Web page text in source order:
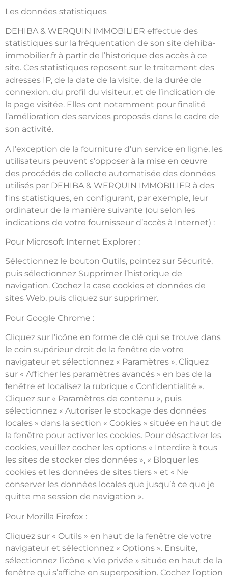
Les données statistiques
DEHIBA & WERQUIN IMMOBILIER effectue des
statistiques sur la fréquentation de son site dehiba-
immobilier.fr à partir de l’historique des accès à ce
site. Ces statistiques reposent sur le traitement des
adresses IP, de la date de la visite, de la durée de
connexion, du profil du visiteur, et de l’indication de
la page visitée. Elles ont notamment pour finalité
l’amélioration des services proposés dans le cadre de
son activité.
A l’exception de la fourniture d’un service en ligne, les
utilisateurs peuvent s’opposer à la mise en œuvre
des procédés de collecte automatisée des données
utilisés par DEHIBA & WERQUIN IMMOBILIER à des
fins statistiques, en configurant, par exemple, leur
ordinateur de la manière suivante (ou selon les
indications de votre fournisseur d’accès à Internet) :
Pour Microsoft Internet Explorer :
Sélectionnez le bouton Outils, pointez sur Sécurité,
puis sélectionnez Supprimer l’historique de
navigation. Cochez la case cookies et données de
sites Web, puis cliquez sur supprimer.
Pour Google Chrome :
Cliquez sur l’icône en forme de clé qui se trouve dans
le coin supérieur droit de la fenêtre de votre
navigateur et sélectionnez « Paramètres ». Cliquez
sur « Afficher les paramètres avancés » en bas de la
fenêtre et localisez la rubrique « Confidentialité ».
Cliquez sur « Paramètres de contenu », puis
sélectionnez « Autoriser le stockage des données
locales » dans la section « Cookies » située en haut de
la fenêtre pour activer les cookies. Pour désactiver les
cookies, veuillez cocher les options « Interdire à tous
les sites de stocker des données », « Bloquer les
cookies et les données de sites tiers » et « Ne
conserver les données locales que jusqu’à ce que je
quitte ma session de navigation ».
Pour Mozilla Firefox :
Cliquez sur « Outils » en haut de la fenêtre de votre
navigateur et sélectionnez « Options ». Ensuite,
sélectionnez l’icône « Vie privée » située en haut de la
fenêtre qui s’affiche en superposition. Cochez l’option